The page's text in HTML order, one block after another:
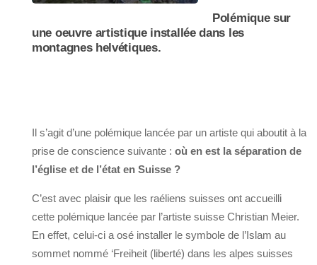
Polémique sur
une oeuvre artistique installée dans les
montagnes helvétiques.
Il s’agit d’une polémique lancée par un artiste qui aboutit à la
prise de conscience suivante : où en est la séparation de
l’église et de l’état en Suisse ?
C’est avec plaisir que les raéliens suisses ont accueilli
cette polémique lancée par l’artiste suisse Christian Meier.
En effet, celui-ci a osé installer le symbole de l’Islam au
sommet nommé ‘Freiheit (liberté) dans les alpes suisses